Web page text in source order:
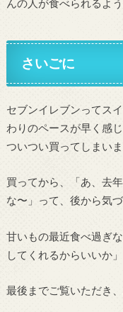
んの人が食べられるよ
さいごに
セブンイレブンってス
わりのペースが早く感
ついつい買ってしまいま
買ってから、「あ、去
な〜」って、後から気
甘いもの最近食べ過ぎ
してくれるからいいか
最後までご覧いただき